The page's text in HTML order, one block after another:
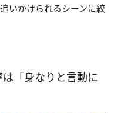
いかけられるシーンに絞
は「身なりと言動に